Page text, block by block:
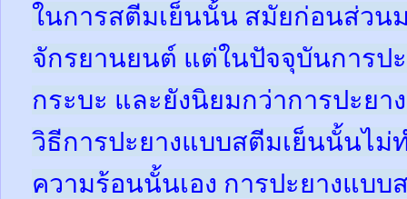
ในการสตีมเย็นนั้น สมัยก่อนส่วน
จักรยานยนต์ แต่ในปัจจุบันการป
กระบะ และยังนิยมกว่าการปะย
วิธีการปะยางแบบสตีมเย็นนั้นไม่
ความร้อนนั้นเอง การปะยางแบ